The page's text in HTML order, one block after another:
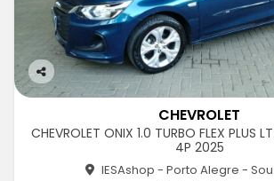
Co
rtil
CHEVROLET
CHEVROLET ONIX 1.0 TURBO FLEX PLUS
4P 2025
IESAshop - Porto Alegre -